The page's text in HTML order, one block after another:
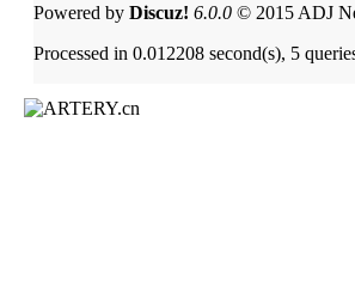
Powered by Discuz! 6.0.0 © 2015 ADJ
Processed in 0.012208 second(s), 5